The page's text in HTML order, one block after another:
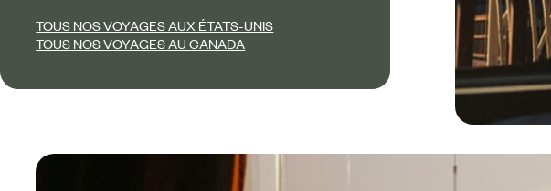
TOUS NOS VOYAGES AUX ÉTATS-UNIS
TOUS NOS VOYAGES AU CANADA